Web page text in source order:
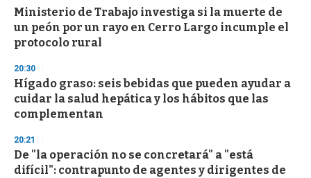
Ministerio de Trabajo investiga si la muerte de
un peón por un rayo en Cerro Largo incumple el
protocolo rural
20:30
Hígado graso: seis bebidas que pueden ayudar a
cuidar la salud hepática y los hábitos que las
complementan
20:21
De "la operación no se concretará" a "está
difícil": contrapunto de agentes y dirigentes de